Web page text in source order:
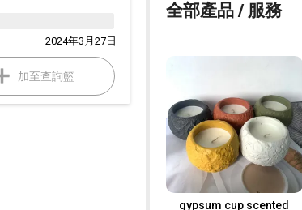
2024年3月27日
加至查詢籃
全部產品 / 服務
gypsum cup scented